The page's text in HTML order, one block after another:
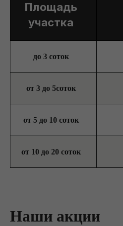
Площадь
участка
до 3 соток
от 3 до 5соток
от 5 до 10 соток
от 10 до 20 соток
Наши акции